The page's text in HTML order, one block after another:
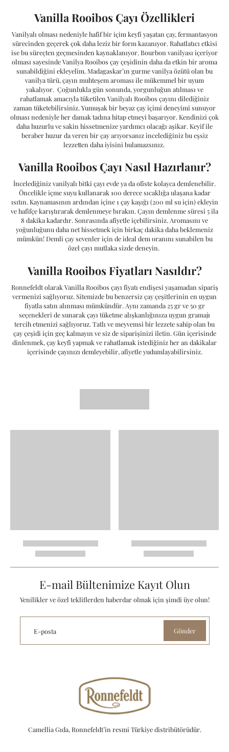
Vanilla Rooibos Çayı Özellikleri
Vanilyalı olması nedeniyle hafif bir içim keyfi yaşatan çay, fermantasyon
sürecinden geçerek çok daha leziz bir form kazanıyor. Rahatlatıcı etkisi
ise bu süreçten geçmesinden kaynaklanıyor. Bourbon vanilyası içeriyor
olması sayesinde Vanilya Rooibos çay çeşidinin daha da etkin bir aroma
sunabildiğini ekleyelim. Madagaskar’ın gurme vanilya özütü olan bu
vanilya türü, çayın muhteşem aroması ile mükemmel bir uyum
yakalıyor. Çoğunlukla gün sonunda, yorgunluğun atılması ve
rahatlamak amacıyla tüketilen Vanilyalı Rooibos çayını dilediğiniz
zaman tüketebilirsiniz. Yumuşak bir beyaz çay içimi deneyimi sunuyor
olması nedeniyle her damak tadına hitap etmeyi başarıyor. Kendinizi çok
daha huzurlu ve sakin hissetmenize yardımcı olacağı aşikar. Keyif ile
beraber huzur da veren bir çay arıyorsanız incelediğiniz bu eşsiz
lezzetten daha iyisini bulamazsınız.
Vanilla Rooibos Çayı Nasıl Hazırlanır?
İncelediğiniz vanilyalı bitki çayı evde ya da ofiste kolayca demlenebilir.
Öncelikle içme suyu kullanarak 100 derece sıcaklığa ulaşana kadar
ısıtın. Kaynamasının ardından içine 1 çay kaşığı (200 ml su için) ekleyin
ve hafifçe karıştırarak demlenmeye bırakın. Çayın demlenme süresi 5 ila
8 dakika kadardır. Sonrasında afiyetle içebilirsiniz. Aromasını ve
yoğunluğunu daha net hissetmek için birkaç dakika daha beklemeniz
mümkün! Demli çay sevenler için de ideal dem oranını sunabilen bu
özel çayı mutlaka sizde deneyin.
Vanilla Rooibos Fiyatları Nasıldır?
Ronnefeldt olarak Vanilla Rooibos çayı fiyatı endişesi yaşamadan sipariş
vermenizi sağlıyoruz. Sitemizde bu benzersiz çay çeşitlerinin en uygun
fiyatla satın alınması mümkündür. Aynı zamanda 25 gr ve 50 gr
seçenekleri de sunarak çayı tüketme alışkanlığınıza uygun gramajı
tercih etmenizi sağlıyoruz. Tatlı ve meyvemsi bir lezzete sahip olan bu
çay çeşidi için geç kalmayın ve siz de siparişinizi iletin. Gün içerisinde
dinlenmek, çay keyfi yapmak ve rahatlamak istediğiniz her an dakikalar
içerisinde çayınızı demleyebilir, afiyetle yudumlayabilirsiniz.
E-mail Bültenimize Kayıt Olun
Yenilikler ve özel tekliflerden haberdar olmak için şimdi üye olun!
E-posta Gönder
Camellia Gıda, Ronnefeldt’in resmi Türkiye distribütörüdür.